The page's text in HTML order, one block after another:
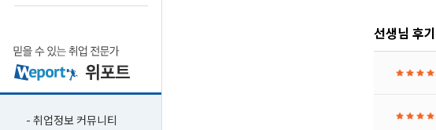
- 취업정보 커뮤니티
선생님 후기